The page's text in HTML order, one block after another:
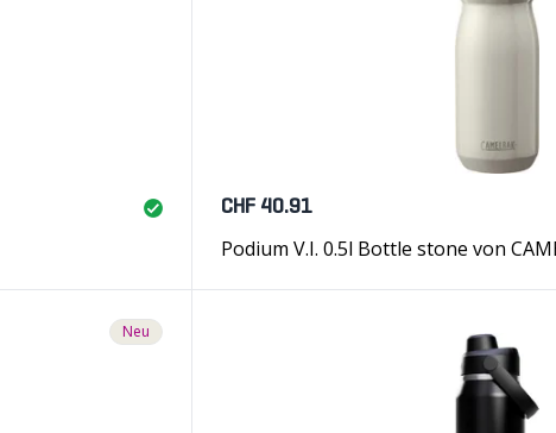
CHF 40.91
Podium V.I. 0.5l Bottle stone von
Neu